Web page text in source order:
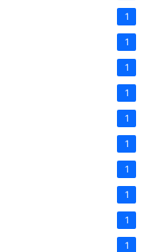
1
1
1
1
1
1
1
1
1
1